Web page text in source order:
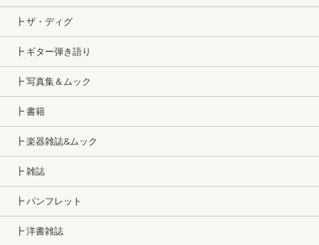
┣ ザ・ディグ
┣ ギター弾き語り
┣ 写真集＆ムック
┣ 書籍
┣ 楽器雑誌&ムック
┣ 雑誌
┣ パンフレット
┣ 洋書雑誌